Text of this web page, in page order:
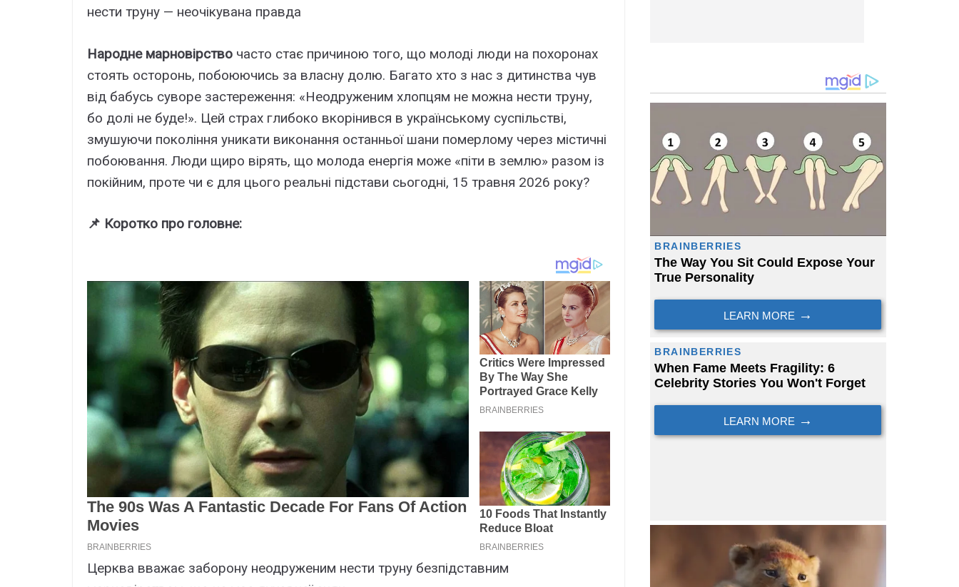
нести труну — неочікувана правда
Народне марновірство часто стає причиною того, що молоді люди на похоронах
стоять осторонь, побоюючись за власну долю. Багато хто з нас з дитинства чув
від бабусь суворе застереження: «Неодруженим хлопцям не можна нести труну,
бо долі не буде!». Цей страх глибоко вкорінився в українському суспільстві,
змушуючи покоління уникати виконання останньої шани померлому через містичні
побоювання. Люди щиро вірять, що молода енергія може «піти в землю» разом із
покійним, проте чи є для цього реальні підстави сьогодні, 15 травня 2026 року?
📌 Коротко про головне:
Церква вважає заборону неодруженим нести труну безпідставним